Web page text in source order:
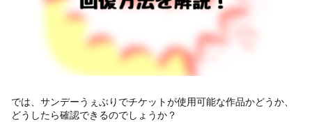
では、サンデーうぇぶりでチケットが使用可能な作品かどうか、
どうしたら確認できるのでしょうか？